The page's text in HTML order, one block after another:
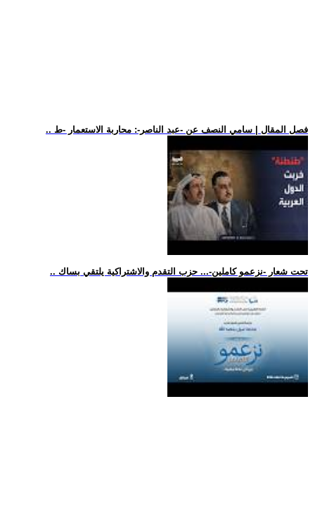
.. فصل المقال | سامي النصف عن -عبد الناصر-: محاربة الاستعمار -ط
.. تحت شعار -نزعمو كاملين-... حزب التقدم والاشتراكية يلتقي بساك